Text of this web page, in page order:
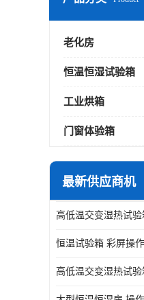
老化房
恒温恒湿试验箱
工业烘箱
门窗体验箱
最新供应商机